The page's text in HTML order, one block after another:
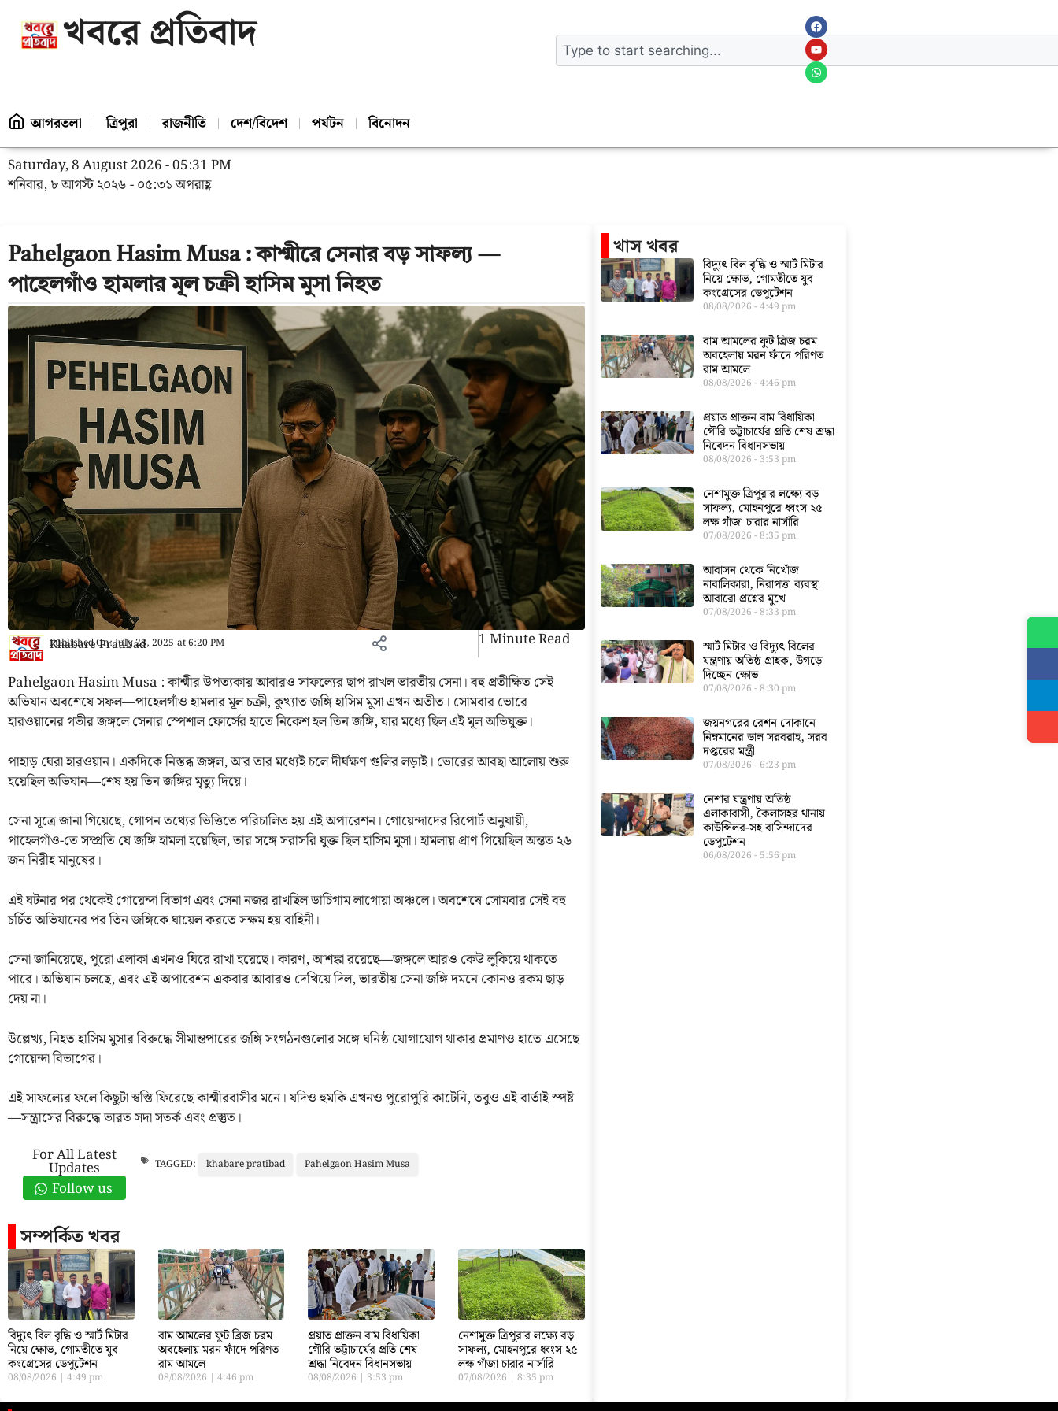
খবরে প্রতিবাদ
আগরতলা ত্রিপুরা রাজনীতি দেশ/বিদেশ পর্যটন
বিনোদন
Saturday, 8 August 2026 - 05:31 PM
শনিবার, ৮ আগস্ট ২০২৬ - ০৫:৩১ অপরাহ্ণ
Pahelgaon Hasim Musa : কাশ্মীরে সেনার বড় সাফল্য —
পাহেলগাঁও হামলার মূল চক্রী হাসিম মুসা নিহত
Khabare Pratibad
Published On:July 28, 2025 at6:20 PM
1 Minute Read
Pahelgaon Hasim Musa : কাশ্মীর উপত্যকায় আবারও সাফল্যের ছাপ রাখল ভারতীয় সেনা। বহু প্রতীক্ষিত সেই
অভিযান অবশেষে সফল—পাহেলগাঁও হামলার মূল চক্রী, কুখ্যাত জঙ্গি হাসিম মুসা এখন অতীত। সোমবার ভোরে
হারওয়ানের গভীর জঙ্গলে সেনার স্পেশাল ফোর্সের হাতে নিকেশ হল তিন জঙ্গি, যার মধ্যে ছিল এই মূল অভিযুক্ত।
পাহাড় ঘেরা হারওয়ান। একদিকে নিস্তব্ধ জঙ্গল, আর তার মধ্যেই চলে দীর্ঘক্ষণ গুলির লড়াই। ভোরের আবছা আলোয় শুরু
হয়েছিল অভিযান—শেষ হয় তিন জঙ্গির মৃত্যু দিয়ে।
সেনা সূত্রে জানা গিয়েছে, গোপন তথ্যের ভিত্তিতে পরিচালিত হয় এই অপারেশন। গোয়েন্দাদের রিপোর্ট অনুযায়ী,
পাহেলগাঁও-তে সম্প্রতি যে জঙ্গি হামলা হয়েছিল, তার সঙ্গে সরাসরি যুক্ত ছিল হাসিম মুসা। হামলায় প্রাণ গিয়েছিল অন্তত ২৬
জন নিরীহ মানুষের।
এই ঘটনার পর থেকেই গোয়েন্দা বিভাগ এবং সেনা নজর রাখছিল ডাচিগাম লাগোয়া অঞ্চলে। অবশেষে সোমবার সেই বহু
চর্চিত অভিযানের পর তিন জঙ্গিকে ঘায়েল করতে সক্ষম হয় বাহিনী।
সেনা জানিয়েছে, পুরো এলাকা এখনও ঘিরে রাখা হয়েছে। কারণ, আশঙ্কা রয়েছে—জঙ্গলে আরও কেউ লুকিয়ে থাকতে
পারে। অভিযান চলছে, এবং এই অপারেশন একবার আবারও দেখিয়ে দিল, ভারতীয় সেনা জঙ্গি দমনে কোনও রকম ছাড়
দেয় না।
উল্লেখ্য, নিহত হাসিম মুসার বিরুদ্ধে সীমান্তপারের জঙ্গি সংগঠনগুলোর সঙ্গে ঘনিষ্ঠ যোগাযোগ থাকার প্রমাণও হাতে এসেছে
গোয়েন্দা বিভাগের।
এই সাফল্যের ফলে কিছুটা স্বস্তি ফিরেছে কাশ্মীরবাসীর মনে। যদিও হুমকি এখনও পুরোপুরি কাটেনি, তবুও এই বার্তাই স্পষ্ট
—সন্ত্রাসের বিরুদ্ধে ভারত সদা সতর্ক এবং প্রস্তুত।
For All Latest
Updates
Follow us
TAGGED: khabare pratibad Pahelgaon Hasim Musa
সম্পর্কিত খবর
বিদ্যুৎ বিল বৃদ্ধি ও স্মার্ট মিটার
নিয়ে ক্ষোভ, গোমতীতে যুব
কংগ্রেসের ডেপুটেশন
08/08/2026 4:49 pm
বাম আমলের ফুট ব্রিজ চরম
অবহেলায় মরন ফাঁদে পরিণত
রাম আমলে
08/08/2026 4:46 pm
প্রয়াত প্রাক্তন বাম বিধায়িকা
গৌরি ভট্টাচার্যের প্রতি শেষ
শ্রদ্ধা নিবেদন বিধানসভায়
08/08/2026 3:53 pm
নেশামুক্ত ত্রিপুরার লক্ষ্যে বড়
সাফল্য, মোহনপুরে ধ্বংস ২৫
লক্ষ গাঁজা চারার নার্সারি
07/08/2026 8:35 pm
খাস খবর
বিদ্যুৎ বিল বৃদ্ধি ও স্মার্ট মিটার
নিয়ে ক্ষোভ, গোমতীতে যুব
কংগ্রেসের ডেপুটেশন
08/08/2026 4:49 pm
বাম আমলের ফুট ব্রিজ চরম
অবহেলায় মরন ফাঁদে পরিণত
রাম আমলে
08/08/2026 4:46 pm
প্রয়াত প্রাক্তন বাম বিধায়িকা
গৌরি ভট্টাচার্যের প্রতি শেষ শ্রদ্ধা
নিবেদন বিধানসভায়
08/08/2026 3:53 pm
নেশামুক্ত ত্রিপুরার লক্ষ্যে বড়
সাফল্য, মোহনপুরে ধ্বংস ২৫
লক্ষ গাঁজা চারার নার্সারি
07/08/2026 8:35 pm
আবাসন থেকে নিখোঁজ
নাবালিকারা, নিরাপত্তা ব্যবস্থা
আবারো প্রশ্নের মুখে
07/08/2026 8:33 pm
স্মার্ট মিটার ও বিদ্যুৎ বিলের
যন্ত্রণায় অতিষ্ঠ গ্রাহক, উগড়ে
দিচ্ছেন ক্ষোভ
07/08/2026 8:30 pm
জয়নগরের রেশন দোকানে
নিম্নমানের ডাল সরবরাহ, সরব
দপ্তরের মন্ত্রী
07/08/2026 6:23 pm
নেশার যন্ত্রণায় অতিষ্ঠ
এলাকাবাসী, কৈলাসহর থানায়
কাউন্সিলর-সহ বাসিন্দাদের
ডেপুটেশন
06/08/2026 5:56 pm